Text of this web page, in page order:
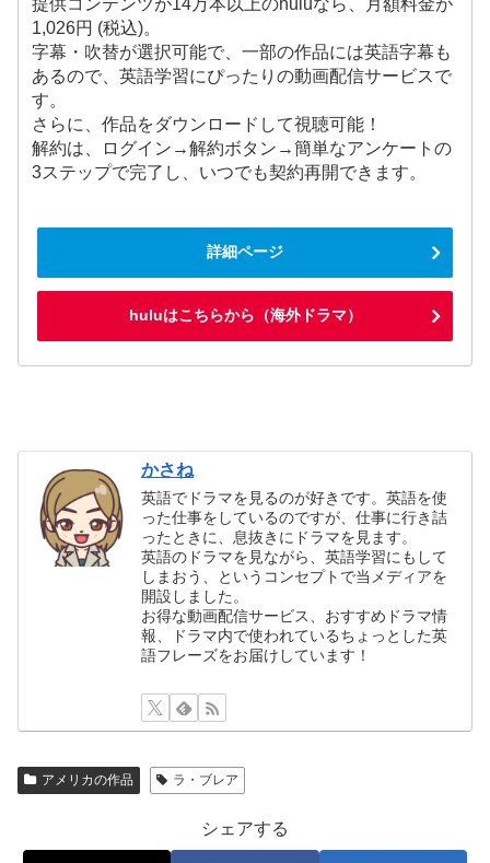
提供コンテンツが14万本以上のhuluなら、月額料金が
1,026円 (税込)。
字幕・吹替が選択可能で、一部の作品には英語字幕も
あるので、英語学習にぴったりの動画配信サービスで
す。
さらに、作品をダウンロードして視聴可能！
解約は、ログイン→解約ボタン→簡単なアンケートの
3ステップで完了し、いつでも契約再開できます。
詳細ページ
huluはこちらから（海外ドラマ）
かさね
英語でドラマを見るのが好きです。英語を使
った仕事をしているのですが、仕事に行き詰
ったときに、息抜きにドラマを見ます。
英語のドラマを見ながら、英語学習にもして
しまおう、というコンセプトで当メディアを
開設しました。
お得な動画配信サービス、おすすめドラマ情
報、ドラマ内で使われているちょっとした英
語フレーズをお届けしています！
アメリカの作品 ラ・ブレア
シェアする